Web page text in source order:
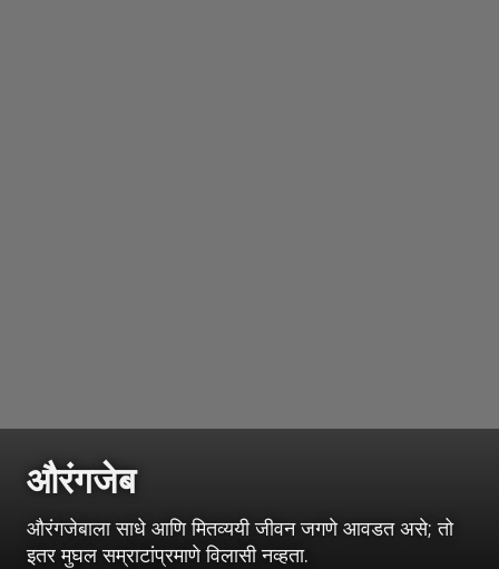
औरंगजेब
औरंगजेबाला साधे आणि मितव्ययी जीवन जगणे आवडत असे; तो
इतर मुघल सम्राटांप्रमाणे विलासी नव्हता.